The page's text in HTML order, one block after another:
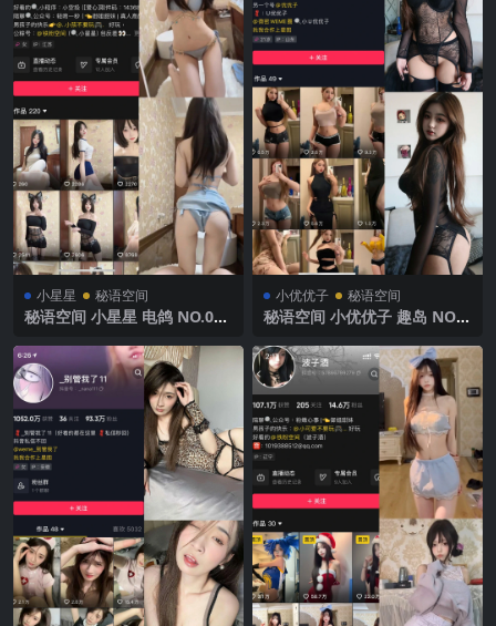
小星星 秘语空间
秘语空间 小星星 电鸽 NO.001
整版
小优优子 秘语空间
秘语空间 小优优子 趣岛 NO.0
整版